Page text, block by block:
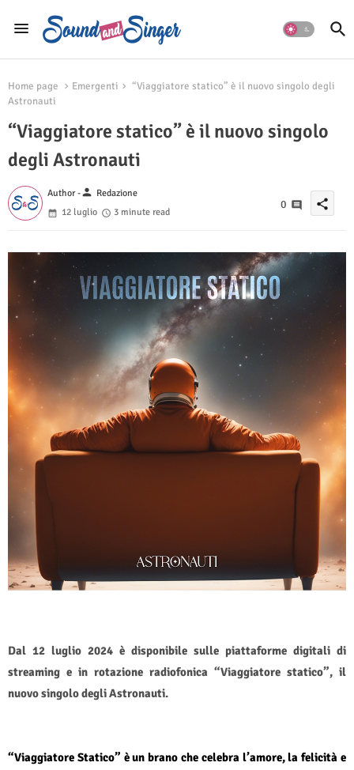
Home page Emergenti
“Viaggiatore statico” è il nuovo singolo degli
Astronauti
“Viaggiatore statico” è il nuovo singolo
degli Astronauti
Author -person Redazione
12 luglio
3 minute read
0 share
Dal 12 luglio 2024 è disponibile sulle piattaforme digitali di
streaming e in rotazione radiofonica “Viaggiatore statico”, il
nuovo singolo degli Astronauti.
“Viaggiatore Statico” è un brano che celebra l’amore, la felicità e